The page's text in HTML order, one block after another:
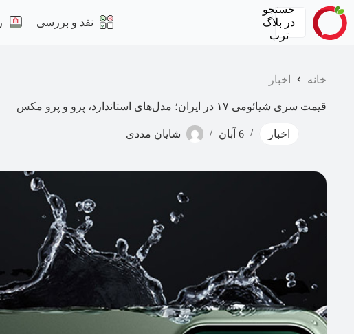
پرش
به
محتوا
جستجو
در بلاگ
ترب
نقد و بررسی
خانه اخبار
قیمت سری شیائومی ۱۷ در ایران؛ مدل‌های استاندارد، پرو و پرو مکس
اخبار 6 آبان شایان مددی